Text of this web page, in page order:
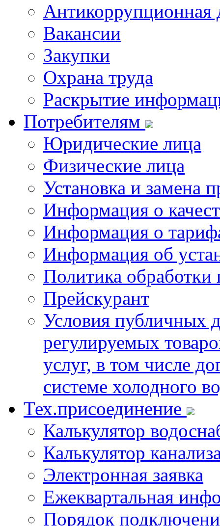
Антикоррупционная
Вакансии
Закупки
Охрана труда
Раскрытие
Потребителям
Юридические лица
Физические лица
Установка и замена
Информация о
Информация о
Информация об
Политика
Прейскурант
Условия публичных
регулируемых
услуг, в том числе
системе холодного
Тех.присоединение
Калькулятор
Калькулятор
Электронная заявка
Ежеквартальная
Порядок